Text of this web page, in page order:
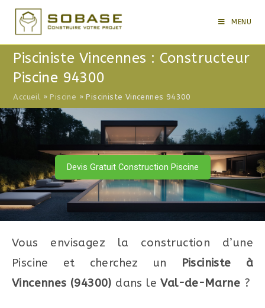
Skip
content
MENU
Pisciniste Vincennes : Constructeur
Piscine 94300
Accueil » Piscine »Pisciniste Vincennes 94300
Devis Gratuit Construction Piscine
Vous envisagez la construction d’une
Piscine et cherchez un
Pisciniste à
Vincennes (94300) dans leVal-de-Marne ?